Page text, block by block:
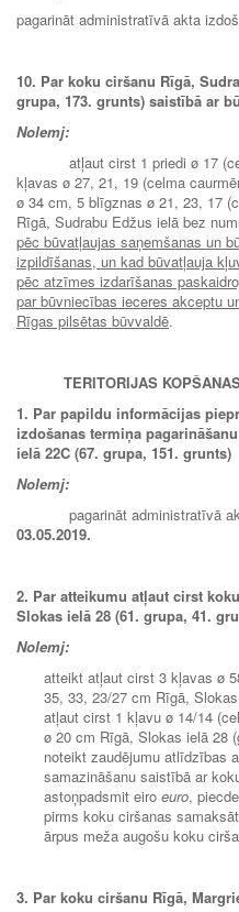
pagarināt administratīvā akta
10. Par koku ciršanu Rīgā,
grupa, 173. grunts) saistībā ar
Nolemj:
atļaut cirst 1 priedi ø 17
kļavas ø 27, 21, 19 (celma
ø 34 cm, 5 blīgznas ø 21, 23, 17
Rīgā, Sudrabu Edžus ielā bez
pēc būvatļaujas saņemšanas un
izpildīšanas, un kad būvatļauja
pēc atzīmes izdarīšanas
par būvniecības ieceres akceptu
Rīgas pilsētas būvvaldē.
TERITORIJAS
1. Par papildu informācijas
izdošanas termiņa
ielā 22C (67. grupa, 151. grunts)
Nolemj:
pagarināt administratīvā
03.05.2019.
2. Par atteikumu atļaut cirst
Slokas ielā 28 (61. grupa, 41.
Nolemj:
atteikt atļaut cirst 3 kļavas ø
35, 33, 23/27 cm Rīgā,
atļaut cirst 1 kļavu ø 14/14
ø 20 cm Rīgā, Slokas ielā 28
noteikt zaudējumu atlīdzības
samazināšanu saistībā ar
astoņpadsmit eiro euro,
pirms koku ciršanas
ārpus meža augošu koku
3. Par koku ciršanu Rīgā,